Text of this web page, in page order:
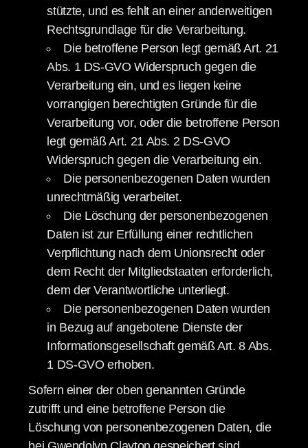
stützte, und es fehlt an einer anderweitigen
Rechtsgrundlage für die Verarbeitung.
Die betroffene Person legt gemäß Art. 21
Abs. 1 DS-GVO Widerspruch gegen die
Verarbeitung ein, und es liegen keine
vorrangigen berechtigten Gründe für die
Verarbeitung vor, oder die betroffene Person
legt gemäß Art. 21 Abs. 2 DS-GVO
Widerspruch gegen die Verarbeitung ein.
Die personenbezogenen Daten wurden
unrechtmäßig verarbeitet.
Die Löschung der personenbezogenen
Daten ist zur Erfüllung einer rechtlichen
Verpflichtung nach dem Unionsrecht oder
dem Recht der Mitgliedstaaten erforderlich,
dem der Verantwortliche unterliegt.
Die personenbezogenen Daten wurden
in Bezug auf angebotene Dienste der
Informationsgesellschaft gemäß Art. 8 Abs.
1 DS-GVO erhoben.
Sofern einer der oben genannten Gründe
zutrifft und eine betroffene Person die
Löschung von personenbezogenen Daten, die